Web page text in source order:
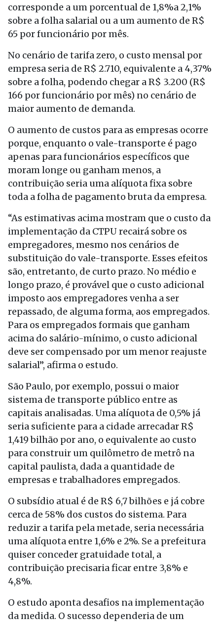
corresponde a um porcentual de 1,8%a 2,1%
sobre a folha salarial ou a um aumento de R$
65 por funcionário por mês.
No cenário de tarifa zero, o custo mensal por
empresa seria de R$ 2.710, equivalente a 4,37%
sobre a folha, podendo chegar a R$ 3.200 (R$
166 por funcionário por mês) no cenário de
maior aumento de demanda.
O aumento de custos para as empresas ocorre
porque, enquanto o vale-transporte é pago
apenas para funcionários específicos que
moram longe ou ganham menos, a
contribuição seria uma alíquota fixa sobre
toda a folha de pagamento bruta da empresa.
“As estimativas acima mostram que o custo da
implementação da CTPU recairá sobre os
empregadores, mesmo nos cenários de
substituição do vale-transporte. Esses efeitos
são, entretanto, de curto prazo. No médio e
longo prazo, é provável que o custo adicional
imposto aos empregadores venha a ser
repassado, de alguma forma, aos empregados.
Para os empregados formais que ganham
acima do salário-mínimo, o custo adicional
deve ser compensado por um menor reajuste
salarial”, afirma o estudo.
São Paulo, por exemplo, possui o maior
sistema de transporte público entre as
capitais analisadas. Uma alíquota de 0,5% já
seria suficiente para a cidade arrecadar R$
1,419 bilhão por ano, o equivalente ao custo
para construir um quilômetro de metrô na
capital paulista, dada a quantidade de
empresas e trabalhadores empregados.
O subsídio atual é de R$ 6,7 bilhões e já cobre
cerca de 58% dos custos do sistema. Para
reduzir a tarifa pela metade, seria necessária
uma alíquota entre 1,6% e 2%. Se a prefeitura
quiser conceder gratuidade total, a
contribuição precisaria ficar entre 3,8% e
4,8%.
O estudo aponta desafios na implementação
da medida. O sucesso dependeria de um